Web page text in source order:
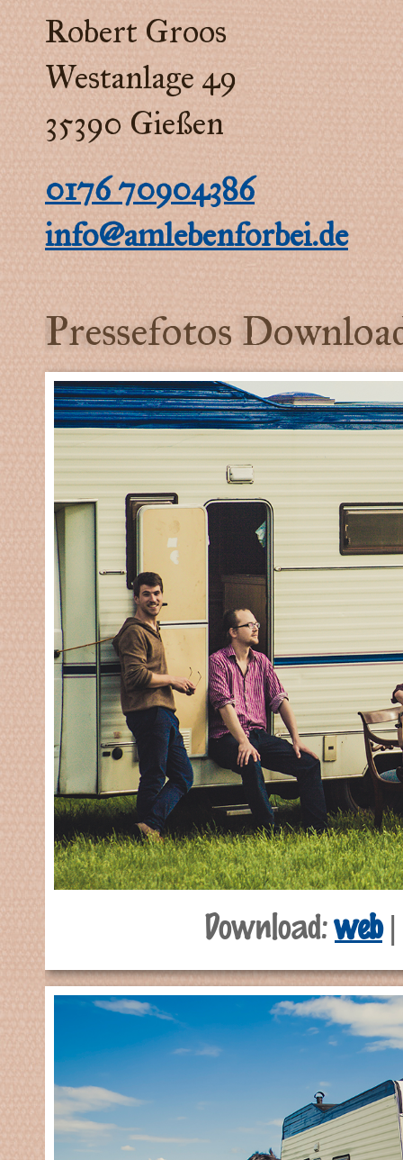
Robert Groos
Westanlage 49
35390 Gießen
0176 70904386
info@amlebenforbei.de
Pressefotos
Download:web|